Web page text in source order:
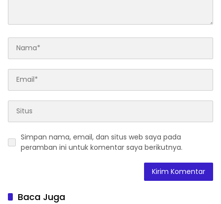
Simpan nama, email, dan situs web saya pada
peramban ini untuk komentar saya berikutnya.
Baca Juga